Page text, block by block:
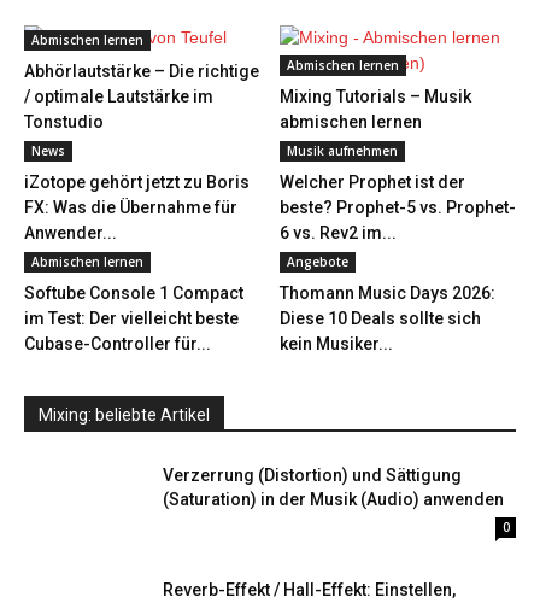
Abmischen lernen
Abhörlautstärke – Die richtige
/ optimale Lautstärke im
Tonstudio
Abmischen lernen
Mixing Tutorials – Musik
abmischen lernen
News
iZotope gehört jetzt zu Boris
FX: Was die Übernahme für
Anwender...
Musik aufnehmen
Welcher Prophet ist der
beste? Prophet-5 vs. Prophet-
6 vs. Rev2 im...
Abmischen lernen
Softube Console 1 Compact
im Test: Der vielleicht beste
Cubase-Controller für...
Angebote
Thomann Music Days 2026:
Diese 10 Deals sollte sich
kein Musiker...
Mixing: beliebte Artikel
Verzerrung (Distortion) und Sättigung
(Saturation) in der Musik (Audio) anwenden
0
Reverb-Effekt / Hall-Effekt: Einstellen,